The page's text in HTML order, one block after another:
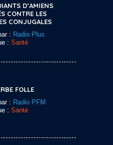
D’AMIENS
CONTRE LES
CONJUGALES
: Radio Plus
: Santé
FOLLE
: Radio PFM
: Santé